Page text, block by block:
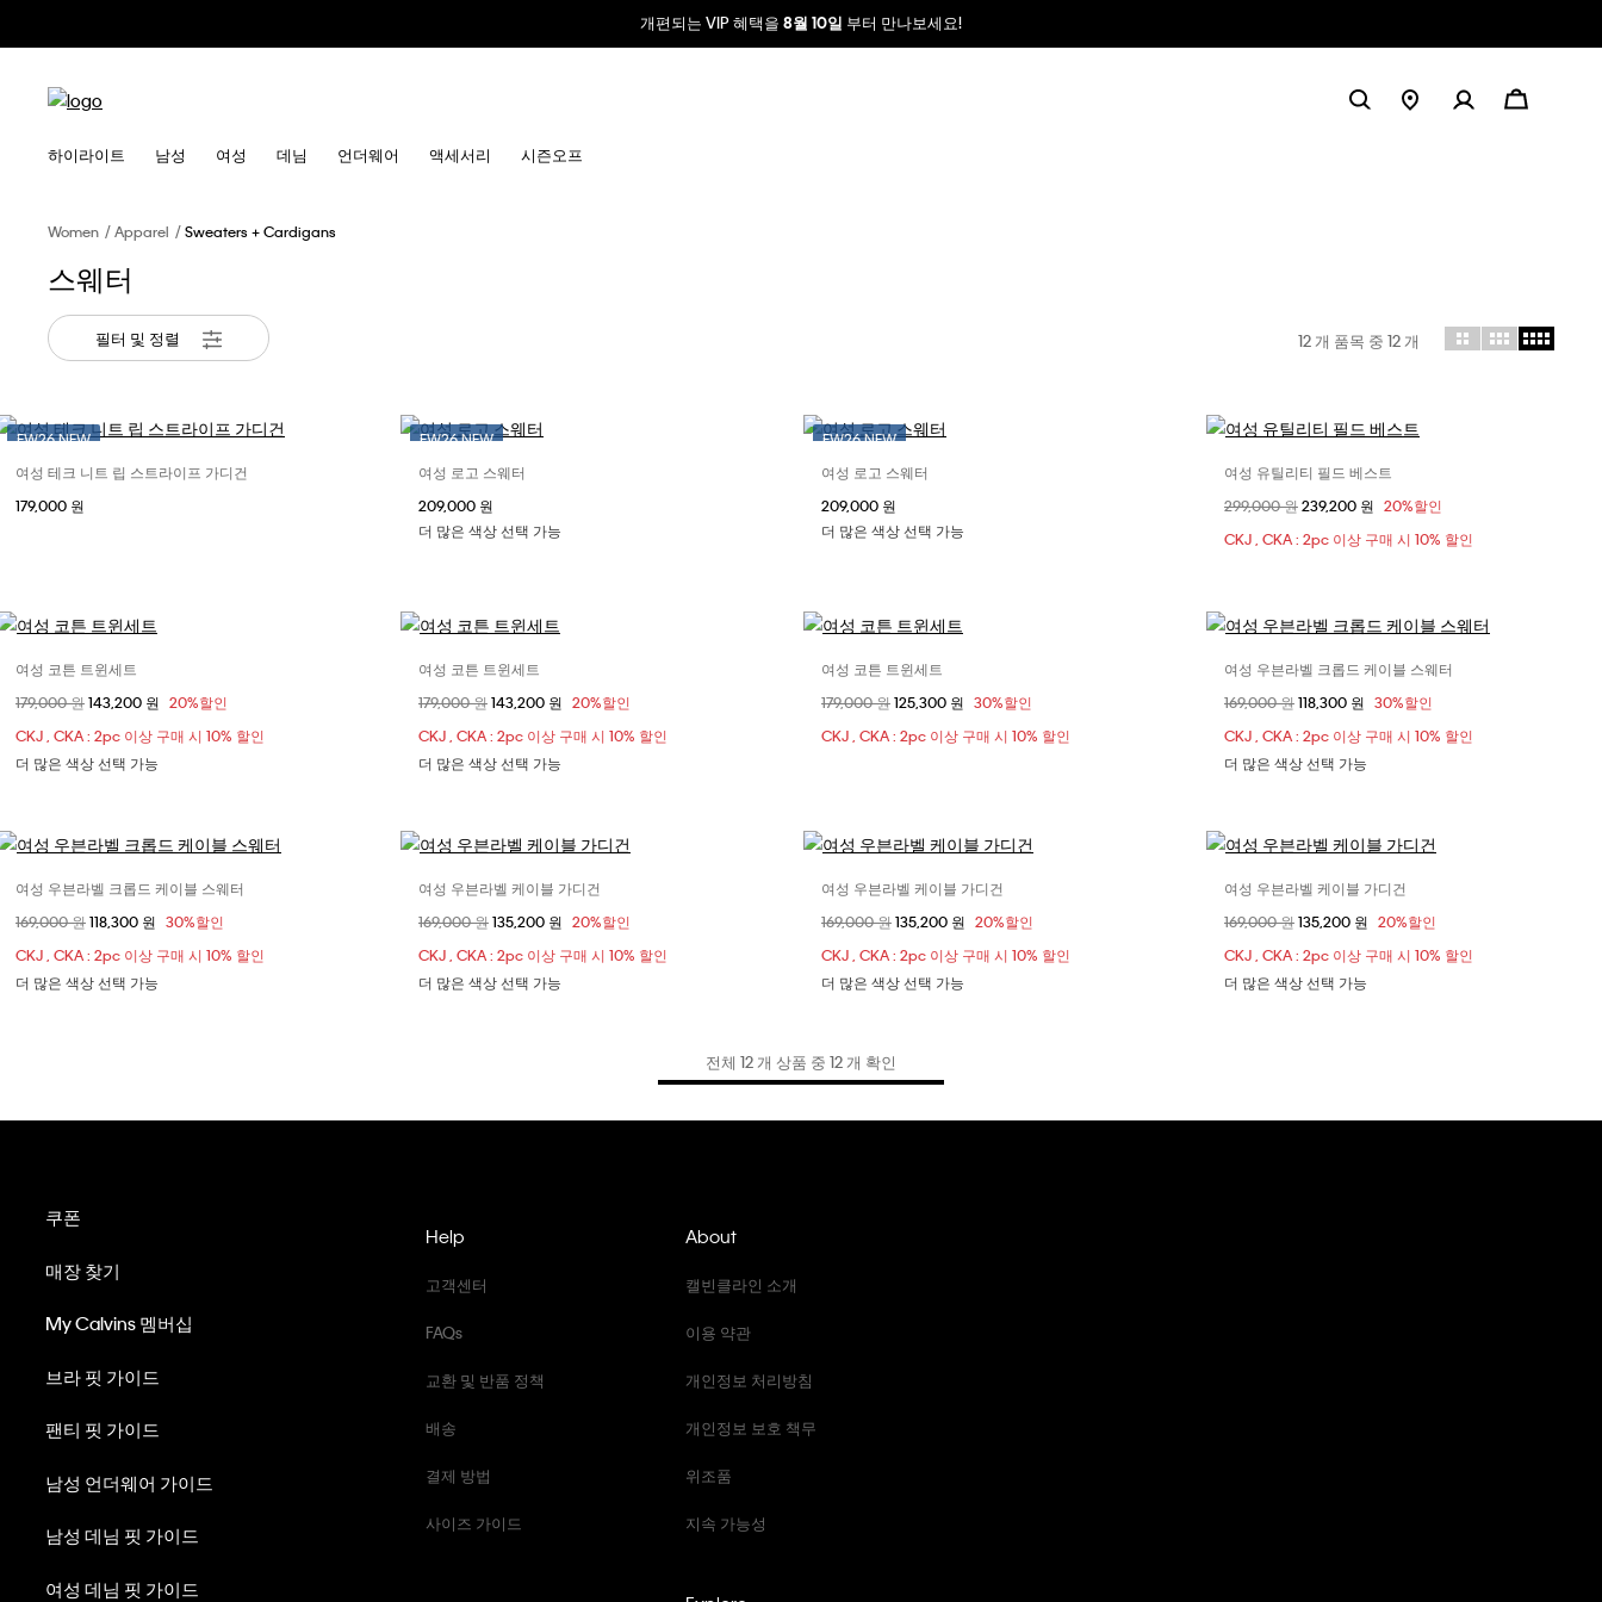
개편되는 VIP 혜택을 8월 10일 부터 만나보세요!
하이라이트 남성 여성 데님 언더웨어 액세서리 시즌오프
Women Apparel Sweaters + Cardigans
스웨터
필터 및 정렬 12 개 품목 중 12 개
FW26 NEW
New
사이즈 선택
여성 테크 니트 립 스트라이프 가디건
179,000 원
FW26 NEW
여성 로고 스웨터
209,000 원
더 많은 색상 선택 가능
FW26 NEW
여성 로고 스웨터
209,000 원
더 많은 색상 선택 가능
사이즈 선택
XXS
XS
여성 유틸리티 필드 베스트
할인 전 가격
299,000 원할인된 가격
239,200 원 20%할인
CKJ , CKA : 2pc 이상 구매 시 10% 할인
XXS
XS
여성 코튼 트윈세트
할인 전 가격
179,000 원할인된 가격
143,200 원 20%할인
CKJ , CKA : 2pc 이상 구매 시 10% 할인
더 많은 색상 선택 가능
XXS
XS
여성 코튼 트윈세트
할인 전 가격
179,000 원할인된 가격
143,200 원 20%할인
CKJ , CKA : 2pc 이상 구매 시 10% 할인
더 많은 색상 선택 가능
XXS
XS
여성 코튼 트윈세트
할인 전 가격
179,000 원할인된 가격
125,300 원 30%할인
CKJ , CKA : 2pc 이상 구매 시 10% 할인
사이즈 선택
XXS
XS
여성 우븐라벨 크롭드 케이블 스웨터
할인 전 가격
169,000 원할인된 가격
118,300 원 30%할인
CKJ , CKA : 2pc 이상 구매 시 10% 할인
더 많은 색상 선택 가능
사이즈 선택
XXS
XS
여성 우븐라벨 크롭드 케이블 스웨터
할인 전 가격
169,000 원할인된 가격
118,300 원 30%할인
CKJ , CKA : 2pc 이상 구매 시 10% 할인
더 많은 색상 선택 가능
사이즈 선택
XXS
XS
여성 우븐라벨 케이블 가디건
할인 전 가격
169,000 원할인된 가격
135,200 원 20%할인
CKJ , CKA : 2pc 이상 구매 시 10% 할인
더 많은 색상 선택 가능
사이즈 선택
XXS
XS
여성 우븐라벨 케이블 가디건
할인 전 가격
169,000 원할인된 가격
135,200 원 20%할인
CKJ , CKA : 2pc 이상 구매 시 10% 할인
더 많은 색상 선택 가능
사이즈 선택
XXS
XS
여성 우븐라벨 케이블 가디건
할인 전 가격
169,000 원할인된 가격
135,200 원 20%할인
CKJ , CKA : 2pc 이상 구매 시 10% 할인
더 많은 색상 선택 가능
전체 12 개 상품 중 12 개 확인
Help
고객센터
FAQs
교환 및 반품 정책
배송
결제 방법
사이즈 가이드
쿠폰
매장 찾기
My Calvins 멤버십
브라 핏 가이드
팬티 핏 가이드
남성 언더웨어 가이드
남성 데님 핏 가이드
여성 데님 핏 가이드
About
캘빈클라인 소개
이용 약관
개인정보 처리방침
개인정보 보호 책무
위조품
지속 가능성